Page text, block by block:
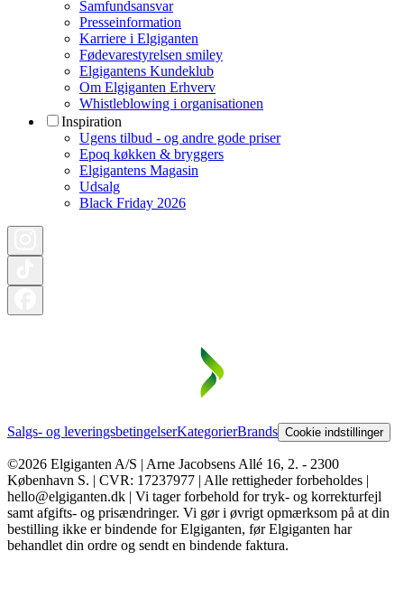
Samfundsansvar
Presseinformation
Karriere i Elgiganten
Fødevarestyrelsen smiley
Elgigantens Kundeklub
Om Elgiganten Erhverv
Whistleblowing i organisationen
Inspiration
Ugens tilbud - og andre gode priser
Epoq køkken & bryggers
Elgigantens Magasin
Udsalg
Black Friday 2026
Salgs- og leveringsbetingelserKategorierBrands Cookie indstillinger
©2026 Elgiganten A/S | Arne Jacobsens Allé 16, 2. - 2300
København S. | CVR: 17237977 | Alle rettigheder forbeholdes |
hello@elgiganten.dk | Vi tager forbehold for tryk- og korrekturfejl
samt afgifts- og prisændringer. Vi gør i øvrigt opmærksom på at din
bestilling ikke er bindende for Elgiganten, før Elgiganten har
behandlet din ordre og sendt en bindende faktura.